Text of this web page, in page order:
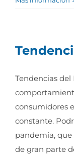
Tendencias del
consumidores
constante.
pandemia,
de gran parte